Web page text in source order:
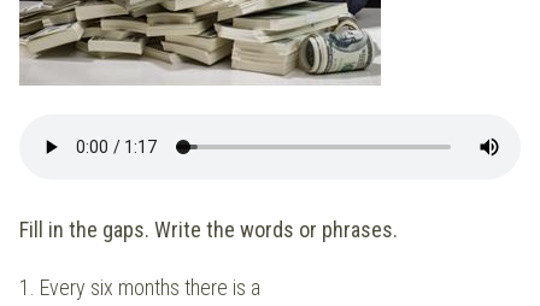
Fill in the gaps. Write the words or phrases.
1. Every six months there is a